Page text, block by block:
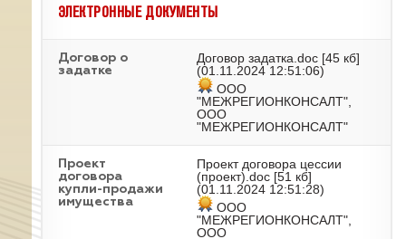
ЭЛЕКТРОННЫЕ ДОКУМЕНТЫ
Договор о
задатке
Договор задатка.doc [45 кб]
(01.11.2024 12:51:06)
ООО
"МЕЖРЕГИОНКОНСАЛТ",
ООО
"МЕЖРЕГИОНКОНСАЛТ"
Проект
договора
купли-продажи
имущества
Проект договора цессии
(проект).doc [51 кб]
(01.11.2024 12:51:28)
ООО
"МЕЖРЕГИОНКОНСАЛТ",
ООО